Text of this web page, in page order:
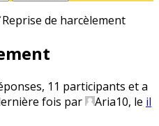
Reprise de harcèlement
11 participants et a
fois par
Aria10, le il